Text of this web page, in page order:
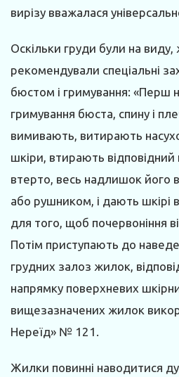
вирізу вважалася
Оскільки груди були на виду,
рекомендували спеціальні
бюстом і гримування: «Перш
гримування бюста, спину і
вимивають, витирають
шкіри, втирають
втерто, весь надлишок його
або рушником, і дають шкірі
для того, щоб почервоніння
Потім приступають до
грудних залоз жилок,
напрямку поверхневих
вищезазначених жилок
Нереїд» № 121.
Жилки повинні наводитися